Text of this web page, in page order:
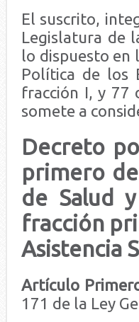
El suscrito,
Legislatura de
lo dispuesto en
Política de los
fracción I, y 77
somete a
Decreto
primero
de Salud
fracción
Asistencia
Artículo
171 de la Ley